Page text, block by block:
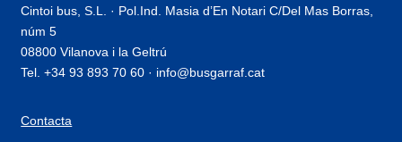
Cintoi bus, S.L. · Pol.Ind. Masia d’En Notari C/Del Mas Borras,
núm 5
08800 Vilanova i la Geltrú
Tel. +34 93 893 70 60 · info@busgarraf.cat
Contacta